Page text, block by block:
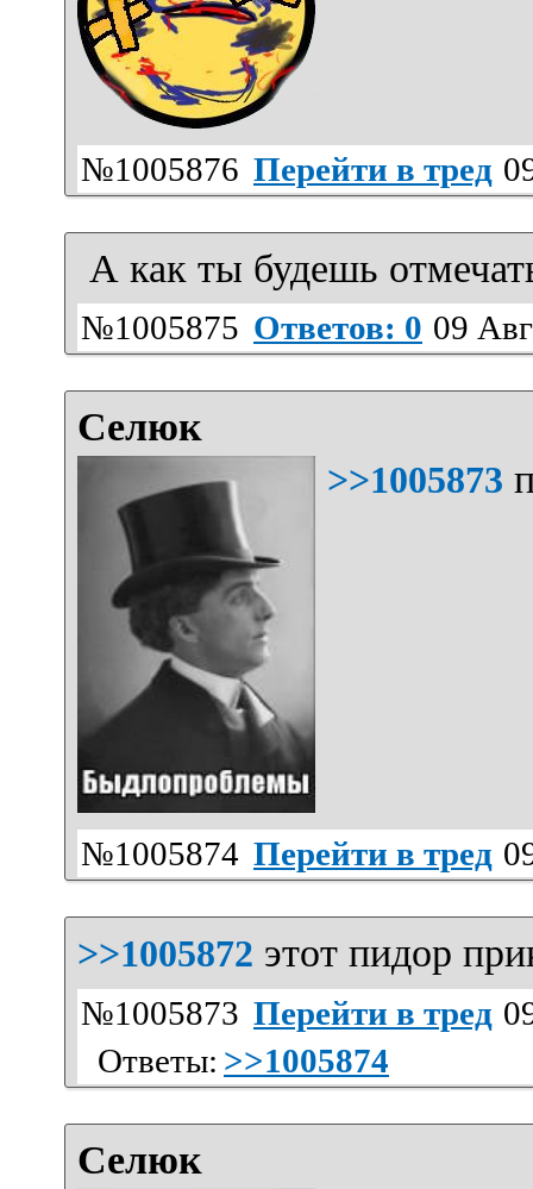
№1005876 Перейти в тред
А как ты будешь
№1005875 Ответов: 0 09
Селюк
>>1005873
№1005874 Перейти в тред
>>1005872 этот пидор
№1005873 Перейти в тред
Ответы: >>1005874
Селюк